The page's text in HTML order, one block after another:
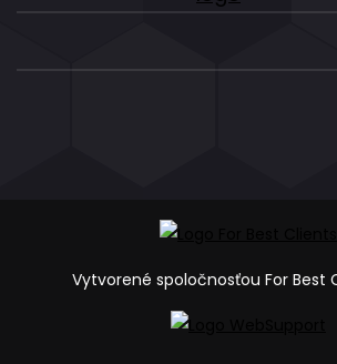
Vytvorené spoločnosťou For Best